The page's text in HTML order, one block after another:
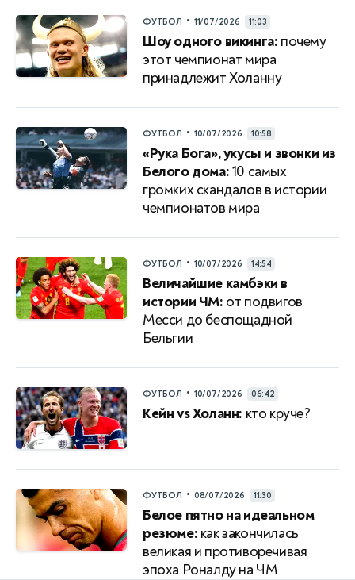
ФУТБОЛ • 11/07/2026 11:03
Шоу одного викинга: почему
этот чемпионат мира
принадлежит Холанну
ФУТБОЛ • 10/07/2026 10:58
«Рука Бога», укусы и звонки из
Белого дома:10 самых
громких скандалов в истории
чемпионатов мира
ФУТБОЛ • 10/07/2026 14:54
Величайшие камбэки в
истории ЧМ: от подвигов
Месси до беспощадной
Бельгии
ФУТБОЛ • 10/07/2026 06:42
Кейн vs Холанн: кто круче?
ФУТБОЛ • 08/07/2026 11:30
Белое пятно на идеальном
резюме: как закончилась
великая и противоречивая
эпоха Роналду на ЧМ